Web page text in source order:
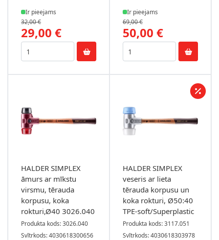
Ir pieejams
29,00 €
32,00 €
Ir pieejams
50,00 €
69,00 €
HALDER SIMPLEX
āmurs ar mīkstu
virsmu, tērauda
korpusu, koka
rokturi,Ø40 3026.040
Produkta kods: 3026.040
Svītrkods: 4030618300656
HALDER SIMPLEX
veseris ar lieta
tērauda korpusu un
koka rokturi, Ø50:40
TPE-soft/Superplastic
Produkta kods: 3117.051
Svītrkods: 4030618303978